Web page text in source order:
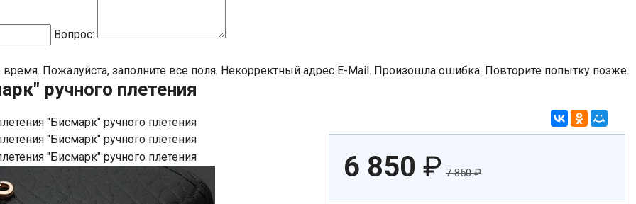
Вопрос:
Пожалуйста, заполните все поля. Некорректный адрес E-Mail. Произошла ошибка. Повторите попытку позже.
ручного плетения
6 850 ₽ 7 850₽